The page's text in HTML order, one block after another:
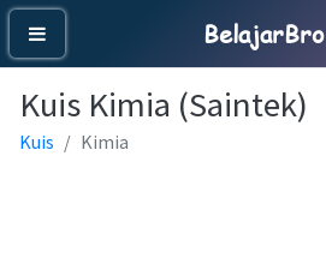
BelajarBro
Kuis Kimia (Saintek)
Kuis Kimia